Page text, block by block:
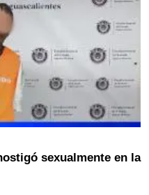
sexualmente en la